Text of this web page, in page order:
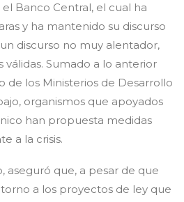
Banco Central, el cual ha
y ha mantenido su discurso
discurso no muy alentador,
válidas. Sumado a lo anterior
de los Ministerios de Desarrollo
organismos que apoyados
han propuesta medidas
a la crisis.
aseguró que, a pesar de que
a los proyectos de ley que